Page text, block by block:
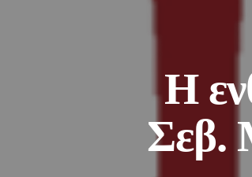
Η
Σεβ.